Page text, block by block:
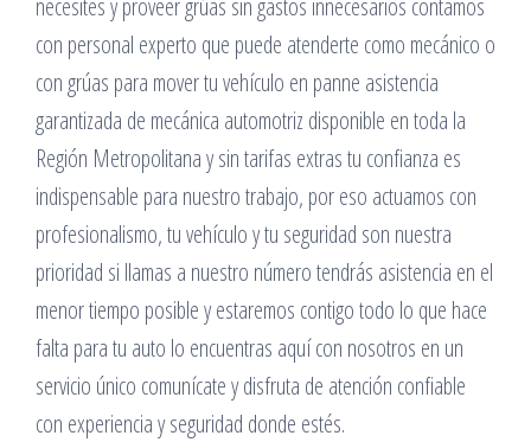
necesites y proveer grúas sin gastos innecesarios contamos
con personal experto que puede atenderte como mecánico o
con grúas para mover tu vehículo en panne asistencia
garantizada de mecánica automotriz disponible en toda la
Región Metropolitana y sin tarifas extras tu confianza es
indispensable para nuestro trabajo, por eso actuamos con
profesionalismo, tu vehículo y tu seguridad son nuestra
prioridad si llamas a nuestro número tendrás asistencia en el
menor tiempo posible y estaremos contigo todo lo que hace
falta para tu auto lo encuentras aquí con nosotros en un
servicio único comunícate y disfruta de atención confiable
con experiencia y seguridad donde estés.